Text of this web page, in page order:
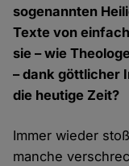
sogenannten
Texte von
sie – wie
– dank göttlicher
die heutige Zeit?
Immer wieder
manche